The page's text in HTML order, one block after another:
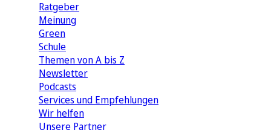
Ratgeber
Meinung
Green
Schule
Themen von A bis Z
Newsletter
Podcasts
Services und Empfehlungen
Wir helfen
Unsere Partner